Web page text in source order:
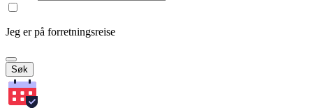
Jeg er på forretningsreise
Søk